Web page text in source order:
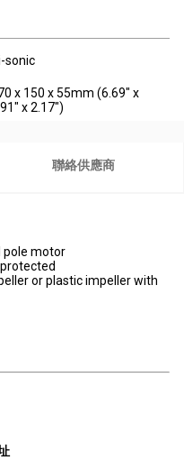
sonic
x 150 x 55mm (6.69" x
x 2.17")
聯絡供應商
pole motor
or plastic impeller with